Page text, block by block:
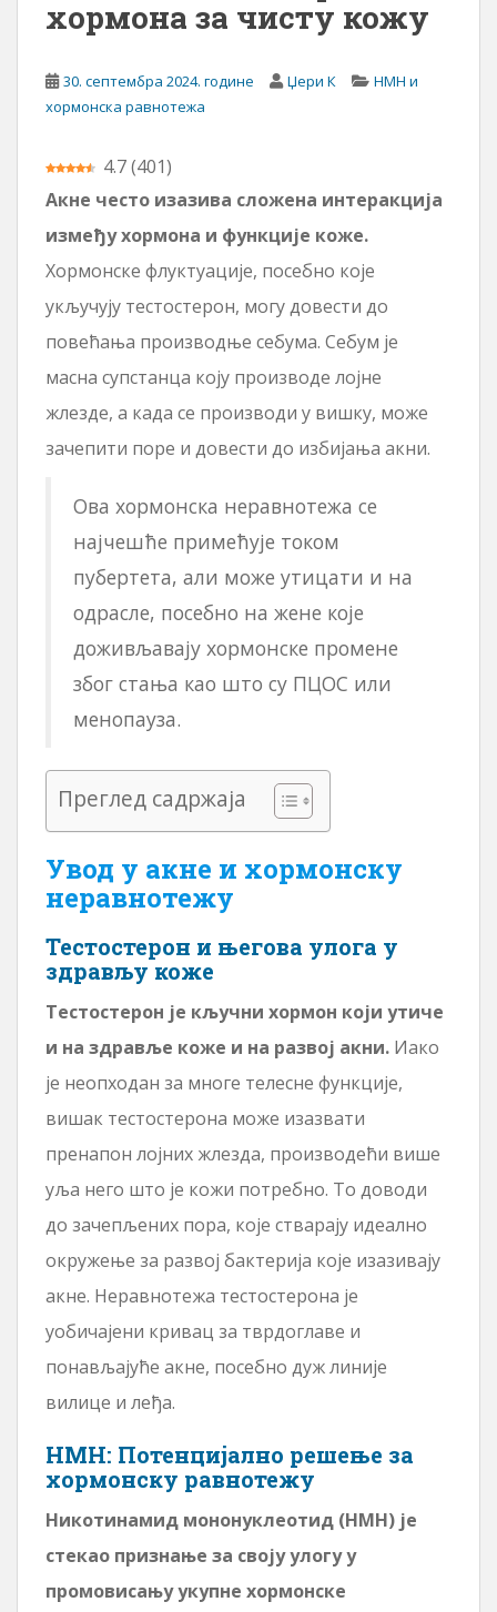
хормона за чисту кожу
30. септембра 2024. године Џери К
НМН и
хормонска равнотежа
4.7(401)
Акне често изазива сложена интеракција
између хормона и функције коже.
Хормонске флуктуације, посебно које
укључују тестостерон, могу довести до
повећања производње себума. Себум је
масна супстанца коју производе лојне
жлезде, а када се производи у вишку, може
зачепити поре и довести до избијања акни.
Ова хормонска неравнотежа се
најчешће примећује током
пубертета, али може утицати и на
одрасле, посебно на жене које
доживљавају хормонске промене
због стања као што су ПЦОС или
менопауза.
Преглед садржаја
Увод у акне и хормонску
неравнотежу
Тестостерон и његова улога у
здрављу коже
Тестостерон је кључни хормон који утиче
и на здравље коже и на развој акни. Иако
је неопходан за многе телесне функције,
вишак тестостерона може изазвати
пренапон лојних жлезда, производећи више
уља него што је кожи потребно. То доводи
до зачепљених пора, које стварају идеално
окружење за развој бактерија које изазивају
акне. Неравнотежа тестостерона је
уобичајени кривац за тврдоглаве и
понављајуће акне, посебно дуж линије
вилице и леђа.
НМН: Потенцијално решење за
хормонску равнотежу
Никотинамид мононуклеотид (НМН) је
стекао признање за своју улогу у
промовисању укупне хормонске